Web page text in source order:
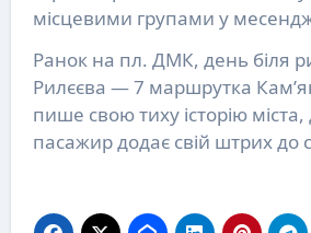
місцевими групами у
Ранок на пл. ДМК, день біля
Рилєєва — 7 маршрутка
пише свою тиху історію
пасажир додає свій штрих до